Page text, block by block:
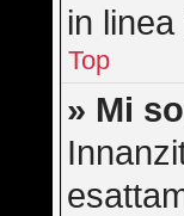
in
Top
» Mi